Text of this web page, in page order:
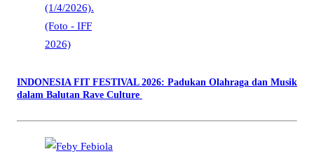
INDONESIA FIT FESTIVAL 2026: Padukan Olahraga dan Musik
dalam Balutan Rave Culture